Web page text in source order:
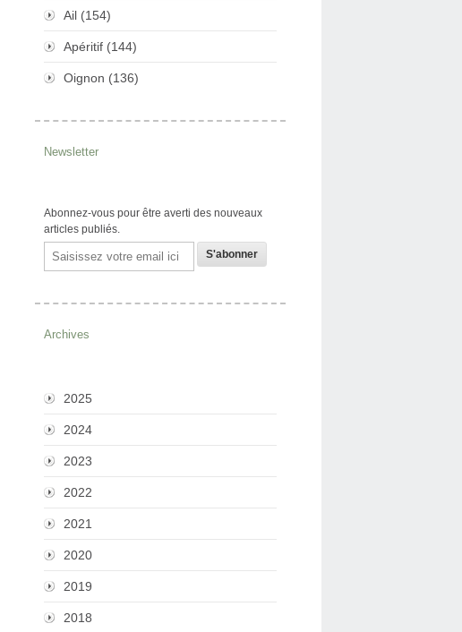
Ail (154)
Apéritif (144)
Oignon (136)
Newsletter
Abonnez-vous pour être averti des nouveaux
articles publiés.
Email
Archives
2025
2024
2023
2022
2021
2020
2019
2018